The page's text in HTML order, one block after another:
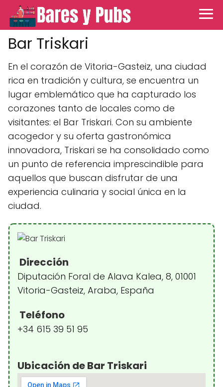
Bar Triskari
En el corazón de Vitoria-Gasteiz, una ciudad
rica en tradición y cultura, se encuentra un
lugar emblemático que ha capturado los
corazones tanto de locales como de
visitantes: el Bar Triskari. Con su ambiente
acogedor y su oferta gastronómica
innovadora, Triskari se ha consolidado como
un punto de referencia imprescindible para
aquellos que buscan disfrutar de una
experiencia culinaria y social única en la
ciudad.
Dirección
Diputación Foral de Alava Kalea, 8, 01001
Vitoria-Gasteiz, Araba, España
Teléfono
+34 615 39 51 95
Ubicación de Bar Triskari